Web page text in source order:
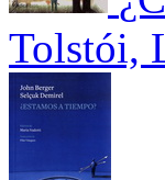
Tolstói,